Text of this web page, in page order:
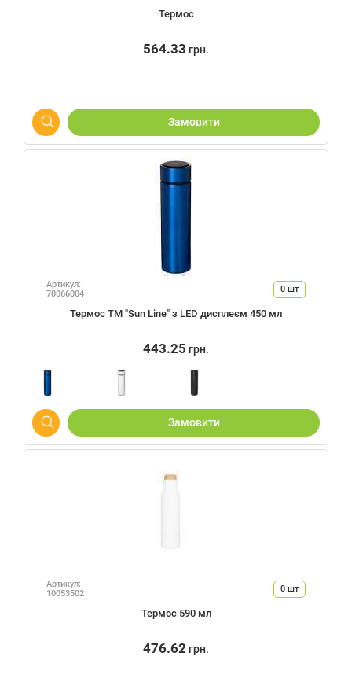
Термос
564.33 грн.
Замовити
Артикул:
70066004
0шт
Термос ТМ "Sun Line" з LED дисплеєм 450 мл
443.25 грн.
Замовити
Артикул:
10053502
0шт
Термос 590 мл
476.62 грн.